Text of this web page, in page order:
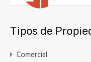
Tipos de
Comercial